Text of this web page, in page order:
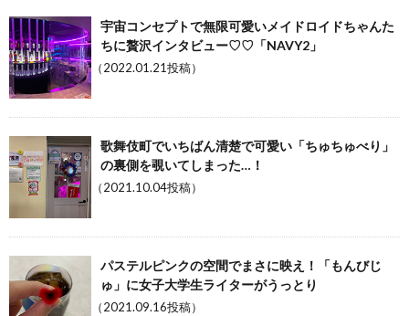
宇宙コンセプトで無限可愛いメイドロイドちゃんた
ちに贅沢インタビュー♡♡「NAVY2」
（2022.01.21投稿）
歌舞伎町でいちばん清楚で可愛い「ちゅちゅべり」
の裏側を覗いてしまった…！
（2021.10.04投稿）
パステルピンクの空間でまさに映え！「もんびじ
ゅ」に女子大学生ライターがうっとり
（2021.09.16投稿）